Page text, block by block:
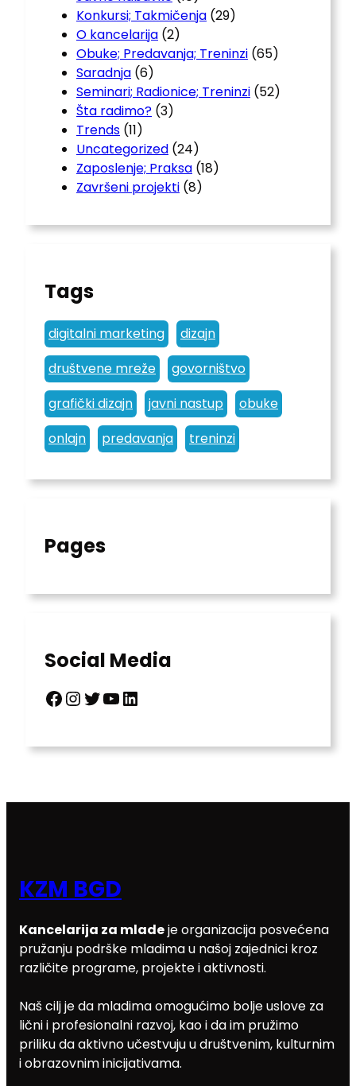
Konkursi; Takmičenja (29)
O kancelarija (2)
Obuke; Predavanja; Treninzi (65)
Saradnja (6)
Seminari; Radionice; Treninzi (52)
Šta radimo? (3)
Trends (11)
Uncategorized (24)
Zaposlenje; Praksa (18)
Završeni projekti (8)
Tags
digitalni marketing
dizajn
društvene mreže
govorništvo
grafički dizajn
javni nastup
obuke
onlajn
predavanja treninzi
Pages
Social Media
Facebook InstagramTwitter YouTube LinkedIn
KZM BGD
Kancelarija za mladeje organizacija posvećena
pružanju podrške mladima u našoj zajednici kroz
različite programe, projekte i aktivnosti.
Naš cilj je da mladima omogućimo bolje uslove za
lični i profesionalni razvoj, kao i da im pružimo
priliku da aktivno učestvuju u društvenim, kulturnim
i obrazovnim inicijativama.